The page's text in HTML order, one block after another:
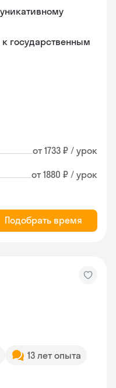
к государственным
от 1733 ₽ / урок
от 1880 ₽ / урок
Подобрать время
13 лет опыта